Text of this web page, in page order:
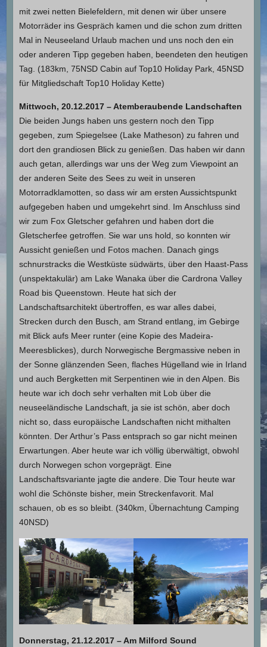
mit zwei netten Bielefeldern, mit denen wir über unsere
Motorräder ins Gespräch kamen und die schon zum dritten
Mal in Neuseeland Urlaub machen und uns noch den ein
oder anderen Tipp gegeben haben, beendeten den heutigen
Tag. (183km, 75NSD Cabin auf Top10 Holiday Park, 45NSD
für Mitgliedschaft Top10 Holiday Kette)
Mittwoch, 20.12.2017 – Atemberaubende Landschaften
Die beiden Jungs haben uns gestern noch den Tipp
gegeben, zum Spiegelsee (Lake Matheson) zu fahren und
dort den grandiosen Blick zu genießen. Das haben wir dann
auch getan, allerdings war uns der Weg zum Viewpoint an
der anderen Seite des Sees zu weit in unseren
Motorradklamotten, so dass wir am ersten Aussichtspunkt
aufgegeben haben und umgekehrt sind. Im Anschluss sind
wir zum Fox Gletscher gefahren und haben dort die
Gletscherfee getroffen. Sie war uns hold, so konnten wir
Aussicht genießen und Fotos machen. Danach gings
schnurstracks die Westküste südwärts, über den Haast-Pass
(unspektakulär) am Lake Wanaka über die Cardrona Valley
Road bis Queenstown. Heute hat sich der
Landschaftsarchitekt übertroffen, es war alles dabei,
Strecken durch den Busch, am Strand entlang, im Gebirge
mit Blick aufs Meer runter (eine Kopie des Madeira-
Meeresblickes), durch Norwegische Bergmassive neben in
der Sonne glänzenden Seen, flaches Hügelland wie in Irland
und auch Bergketten mit Serpentinen wie in den Alpen. Bis
heute war ich doch sehr verhalten mit Lob über die
neuseeländische Landschaft, ja sie ist schön, aber doch
nicht so, dass europäische Landschaften nicht mithalten
könnten. Der Arthur’s Pass entsprach so gar nicht meinen
Erwartungen. Aber heute war ich völlig überwältigt, obwohl
durch Norwegen schon vorgeprägt. Eine
Landschaftsvariante jagte die andere. Die Tour heute war
wohl die Schönste bisher, mein Streckenfavorit. Mal
schauen, ob es so bleibt. (340km, Übernachtung Camping
40NSD)
Donnerstag, 21.12.2017 – Am Milford Sound